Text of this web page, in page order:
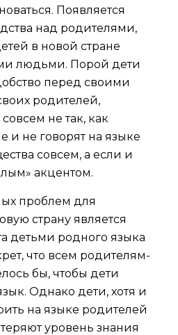
Появляется
над родителями,
в новой стране
людьми. Порой дети
перед своими
родителей,
не так, как
и не говорят на языке
совсем, а если и
акцентом.
проблем для
страну является
детьми родного языка
что всем родителям-
бы, чтобы дети
Однако дети, хотя и
на языке родителей
уровень знания